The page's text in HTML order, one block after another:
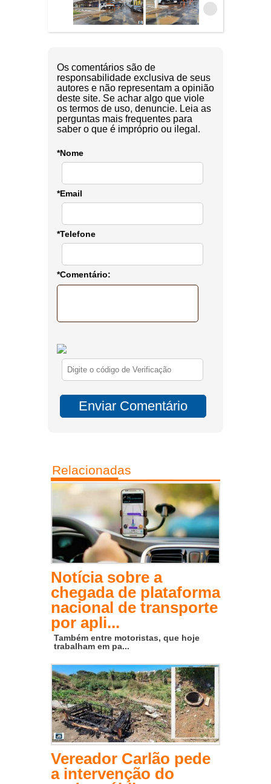
Os comentários são de
responsabilidade exclusiva de seus
autores e não representam a opinião
deste site. Se achar algo que viole
os termos de uso, denuncie. Leia as
perguntas mais frequentes para
saber o que é impróprio ou ilegal.
*Nome
*Email
*Telefone
*Comentário:
Relacionadas
Notícia sobre a
chegada de plataforma
nacional de transporte
por apli...
Também entre motoristas, que hoje
trabalham em pa...
Vereador Carlão pede
a intervenção do